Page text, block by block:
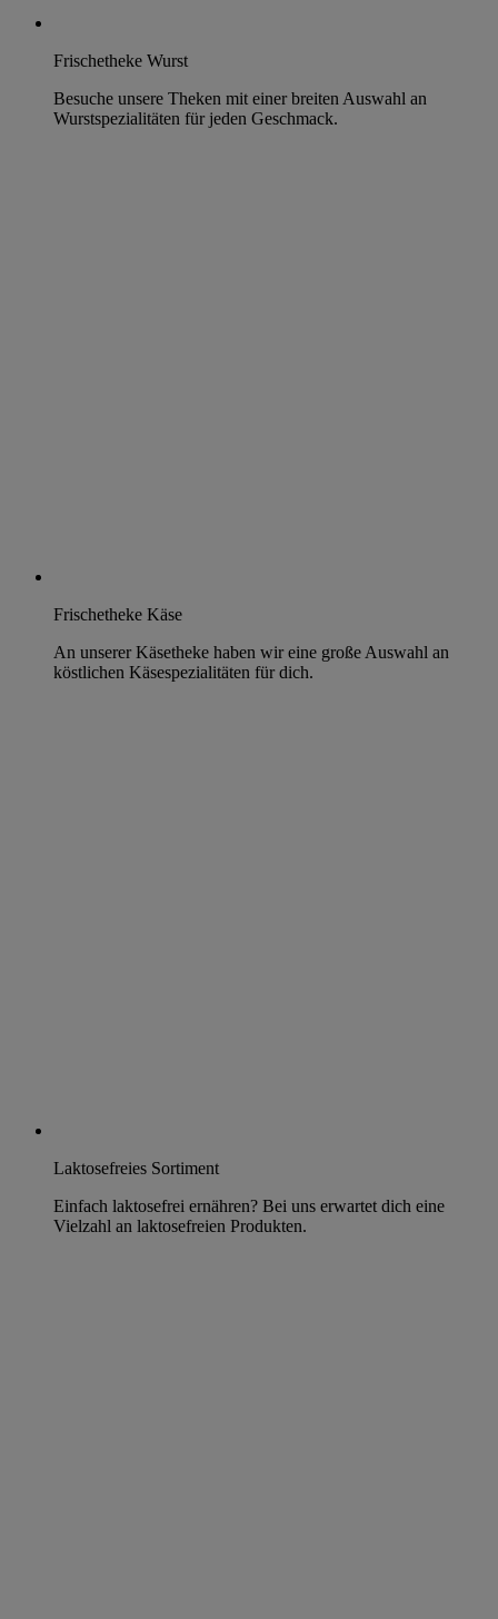
Frischetheke Wurst
Besuche unsere Theken mit einer breiten Auswahl an
Wurstspezialitäten für jeden Geschmack.
Frischetheke Käse
An unserer Käsetheke haben wir eine große Auswahl an
köstlichen Käsespezialitäten für dich.
Laktosefreies Sortiment
Einfach laktosefrei ernähren? Bei uns erwartet dich eine
Vielzahl an laktosefreien Produkten.